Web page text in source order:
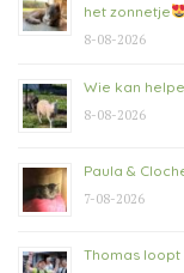
het zonnetje
8-08-2026
Wie kan
8-08-2026
Paula &
7-08-2026
Thomas loopt